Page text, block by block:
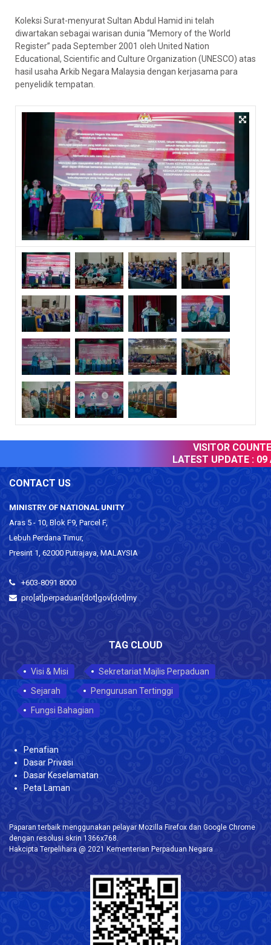
Koleksi Surat-menyurat Sultan Abdul Hamid ini telah
diwartakan sebagai warisan dunia “Memory of the World
Register” pada September 2001 oleh United Nation
Educational, Scientific and Culture Organization (UNESCO) atas
hasil usaha Arkib Negara Malaysia dengan kerjasama para
penyelidik tempatan.
VISITOR
LATEST UPDATE : 09
CONTACT US
MINISTRY OF NATIONAL UNITY
Aras 5 - 10, Blok F9, Parcel F,
Lebuh Perdana Timur,
Presint 1, 62000 Putrajaya, MALAYSIA
+603-8091 8000
pro[at]perpaduan[dot]gov[dot]my
TAG CLOUD
Visi & Misi
Sekretariat Majlis Perpaduan
Sejarah
Pengurusan Tertinggi
Fungsi Bahagian
Penafian
Dasar Privasi
Dasar Keselamatan
Peta Laman
Paparan terbaik menggunakan pelayar Mozilla Firefox dan Google Chrome
dengan resolusi skrin 1366x768.
Hakcipta Terpelihara @ 2021 Kementerian Perpaduan Negara